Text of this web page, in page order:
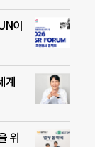
이
계
위